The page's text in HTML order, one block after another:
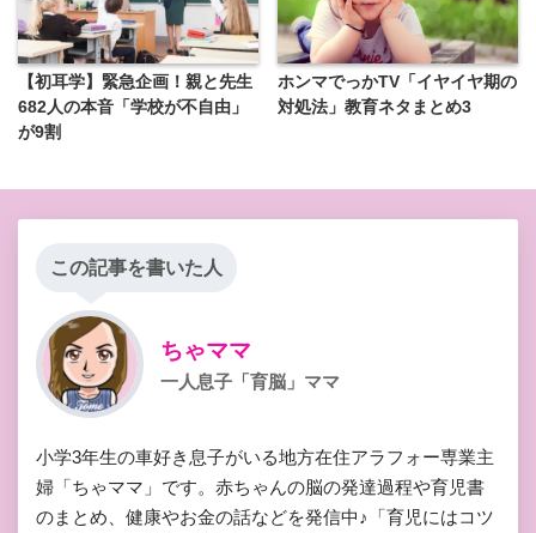
【初耳学】緊急企画！親と先生
682人の本音「学校が不自由」
が9割
ホンマでっかTV「イヤイヤ期の
対処法」教育ネタまとめ3
この記事を書いた人
ちゃママ
一人息子「育脳」ママ
小学3年生の車好き息子がいる地方在住アラフォー専業主
婦「ちゃママ」です。赤ちゃんの脳の発達過程や育児書
のまとめ、健康やお金の話などを発信中♪「育児にはコツ